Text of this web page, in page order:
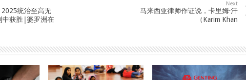
统治至高无
中获胜|婆罗洲在
Next
马来西亚律师作证说，卡里姆·汗
（Karim Khan